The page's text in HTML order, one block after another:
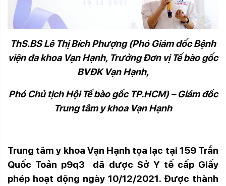
ThS.BS Lê Thị Bích Phượng (Phó Giám đốc Bệnh
viện đa khoa Vạn Hạnh, Trưởng Đơn vị Tế bào gốc
BVĐK Vạn Hạnh,
Phó Chủ tịch Hội Tế bào gốc TP.HCM) – Giám đốc
Trung tâm y khoa Vạn Hạnh
Trung tâm y khoa Vạn Hạnh tọa lạc tại 159 Trần
Quốc Toản p9q3 đã được Sở Y tế cấp Giấy
phép hoạt động ngày 10/12/2021. Được thành